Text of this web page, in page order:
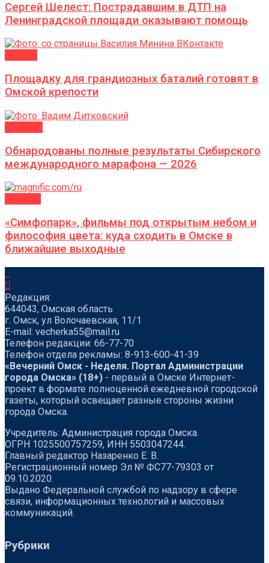
Сергей Шелест: Пострадавшим в ДТП на
Ленинградской площади оказывают помощь
Площадку для грандиозных баталий готовят в
Омской крепости
Обнародованы полные результаты Сибирского
международного марафона — 2026
«Симфопарк», фильмы под открытым небом и
философия цвета: куда сходить в Омске в
ближайшие выходные
Редакция:
644043, Омская область
г. Омск, ул Волочаевская, 11/1
Е-mail: vecherka55@mail.ru
Телефон редакции: 66-77-70
Телефон отдела рекламы: 8-913-600-41-39
«Вечерний Омск - Неделя. Портал Администрации
города Омска» (18+) - первый в Омске Интернет-
проект в формате полноценной ежедневной городской
газеты, который освещает разные стороны жизни
города Омска.
Учредитель: Администрация города Омска.
ОГРН 1025500757259, ИНН 5503047244.
Главный редактор Назаренко Е. В.
Регистрационный номер Эл № ФС77-79303 от
09.10.2020.
Выдано Федеральной службой по надзору в сфере
связи, информационных технологий и массовых
коммуникаций.
Рубрики